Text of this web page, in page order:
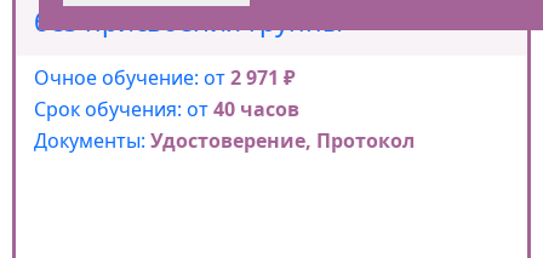
без присвоения группы
Очное обучение: от2 971 ₽
Срок обучения: от40 часов
Документы: Удостоверение, Протокол